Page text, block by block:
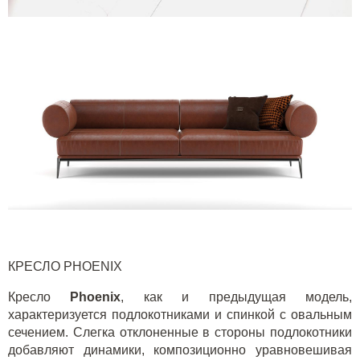
КРЕСЛО PHOENIX
Кресло Phoenix, как и предыдущая модель,
характеризуется подлокотниками и спинкой с овальным
сечением. Слегка отклоненные в стороны подлокотники
добавляют динамики, композиционно уравновешивая